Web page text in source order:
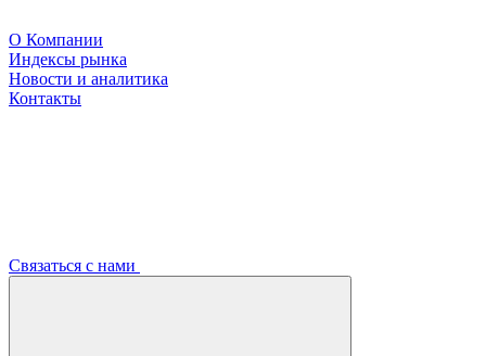
О Компании
Индексы рынка
Новости и аналитика
Контакты
Связаться с нами